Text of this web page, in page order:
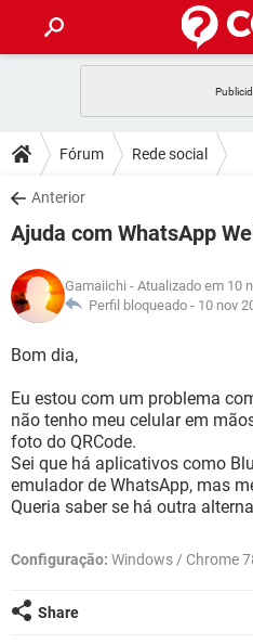
CELULAR
OUTLOOK
INSTAGRAM
GUIA DE COMPRAS
DICAS
JOGOS
INSTAGRAM
GUIA DE COMPRAS
DOWNLOADS
JOGOS
CELULAR
OUTLOOK
INSTAGRAM
FÓRUM
JOGOS
CELULAR
OUTLOOK
INSTAGRAM
GUIA DE COMPRAS
GLOSSÁRIO
JOGOS
OUTLOOK
INSTAGRAM
GUIA DE COMPRAS
Fórum Rede social
Anterior
Ajuda com WhatsApp
Gamaiichi - Atualizado em 10
Perfil bloqueado - 10 nov
Bom dia,
Eu estou com um problema
não tenho meu celular em
foto do QRCode.
Sei que há aplicativos como
emulador de WhatsApp, mas
Queria saber se há outra
Configuração: Windows / Chrome
Share